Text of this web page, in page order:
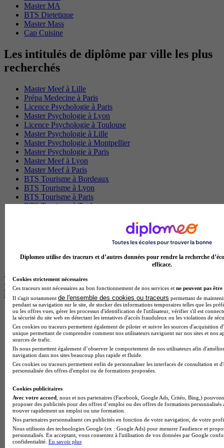
Master MA
BTS Dietetique
Master Mass
Cap Cuisine
Les intitulés de diplôme par ville les plus
recherchés
Master Meef à Lille
Prépa Medecine à Paris
Licence Psychologie à Paris
Master Psychologie à Lyon
Licence Psychologie à Toulouse
Master Psychologie à Lille
Master Psychologie à Montpellier
Master Psychologie à Paris
Master Meef à Lyon
Master Meef à Paris
BTS Tourisme à Bordeaux
BTS Tourisme à Lyon
BTS Tourisme à Paris
BTS Tourisme à Toulouse
BTS Communication à Bordeaux
Master Psychologie à Angers
BTS Ndrc à Lyon
Les intitulés de diplôme par alternance
les plus recherchés
BTS Esf en alternance
BTS Dietetique en alternance
BTS Mco en alternance
BTS Pi en alternance
BTS Sp3s en alternance
Master CCA en alternance
BTS Ndrc en alternance
Cap Fleuriste en alternance
BTS Sio en alternance
MSc Marketing Digital en alternance
BTS Gpme en alternance
Cap Electricien en alternance
BTS Gpn en alternance
BTS Domotique en alternance
Diplomeo utilise des traceurs et d’autres données pour rendre la recherche
efficace.
Cookies strictement nécessaires
Ces traceurs sont nécessaires au bon fonctionnement de nos services et ne peuvent pas être
Il s'agit notamment de l'ensemble des cookies ou traceurs permettant de
pendant sa navigation sur le site, de stocker des informations temporaires telles que les
ou les offres vues, gérer les processus d'identification de l'utilisateur, vérifier s'il est
la sécurité du site web en détectant les tentatives d'accès frauduleux ou les violations de
Ces cookies ou traceurs permettent également de piloter et suivre les sources d'acquisition
unique permettant de comprendre comment nos utilisateurs naviguent sur nos sites et nos
sources de trafic.
Ils nous permettent également d’observer le comportement de nos utilisateurs afin
navigation dans nos sites beaucoup plus rapide et fluide.
Ces cookies ou traceurs permettent enfin de personnaliser les interfaces de consultation et
personnalisée des offres d'emploi ou de formations proposées.
Cookies publicitaires
Avec votre accord , nous et nos partenaires (Facebook, Google Ads, Critéo, Bing,)
proposer des publicités pour des offres d’emploi ou des offres de formations
trouver rapidement un emploi ou une formation.
Nos partenaires personnalisent ces publicités en fonction de votre navigation, de votre
Nous utilisons des technologies Google (ex : Google Ads) pour mesurer l'audience et
personnalisés. En acceptant, vous consentez à l'utilisation de vos données par Google
confidentialité. En savoir plus